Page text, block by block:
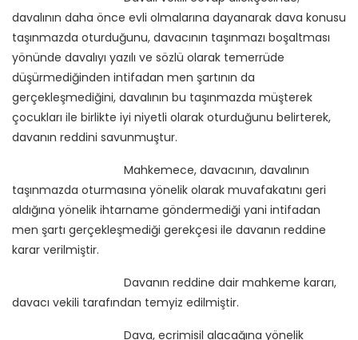
davalının daha önce evli olmalarına dayanarak dava konusu
taşınmazda oturduğunu, davacının taşınmazı boşaltması
yönünde davalıyı yazılı ve sözlü olarak temerrüde
düşürmediğinden intifadan men şartının da
gerçekleşmediğini, davalının bu taşınmazda müşterek
çocukları ile birlikte iyi niyetli olarak oturduğunu belirterek,
davanın reddini savunmuştur.
Mahkemece, davacının, davalının
taşınmazda oturmasına yönelik olarak muvafakatını geri
aldığına yönelik ihtarname göndermediği yani intifadan
men şartı gerçekleşmediği gerekçesi ile davanın reddine
karar verilmiştir.
Davanın reddine dair mahkeme kararı,
davacı vekili tarafından temyiz edilmiştir.
Dava, ecrimisil alacağına yönelik